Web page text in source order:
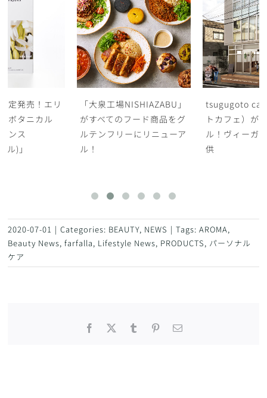
定発売！エリ
ボタニカル
ンス
ル)」
「大泉工場NISHIAZABU」
がすべてのフード商品をグ
ルテンフリーにリニューア
ル！
tsugugoto
トカフェ）が
ル！ヴィーガ
供
2020-07-01 | Categories: BEAUTY, NEWS | Tags:AROMA,
Beauty News,farfalla, Lifestyle News, PRODUCTS, パーソナル
ケア
Facebook TumblrPinterest
電